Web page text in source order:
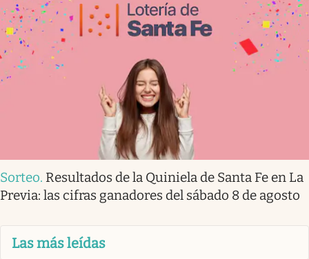
Sorteo. Resultados de la Quiniela de Santa Fe en La
Previa: las cifras ganadores del sábado 8 de agosto
Las más leídas